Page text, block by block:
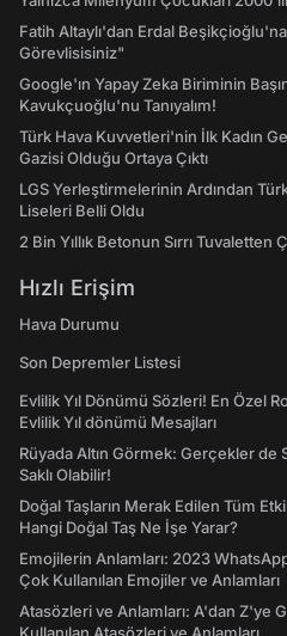
Fatih Altaylı'dan Erdal
Görevlisisiniz"
Google'ın Yapay Zeka Biriminin
Kavukçuoğlu'nu Tanıyalım!
Türk Hava Kuvvetleri'nin İlk Kadın
Gazisi Olduğu Ortaya Çıktı
LGS Yerleştirmelerinin Ardından
Liseleri Belli Oldu
2 Bin Yıllık Betonun Sırrı Tuvaletten
Hızlı Erişim
Hava Durumu
Son Depremler Listesi
Evlilik Yıl Dönümü Sözleri! En Özel
Evlilik Yıl dönümü Mesajları
Rüyada Altın Görmek: Gerçekler de
Saklı Olabilir!
Doğal Taşların Merak Edilen Tüm
Hangi Doğal Taş Ne İşe Yarar?
Emojilerin Anlamları: 2023
Çok Kullanılan Emojiler ve Anlamları
Atasözleri ve Anlamları: A'dan Z'ye